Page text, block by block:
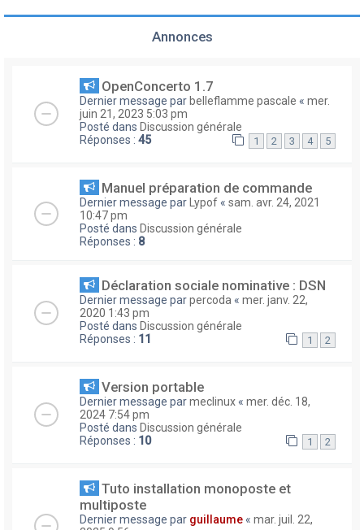
Annonces
OpenConcerto 1.7
Dernier message par belleflamme pascale « mer.
juin 21, 2023 5:03 pm
Posté dans Discussion générale
Réponses : 45 1 2 3 4 5
Manuel préparation de commande
Dernier message par Lypof « sam. avr. 24, 2021
10:47 pm
Posté dans Discussion générale
Réponses : 8
Déclaration sociale nominative : DSN
Dernier message parpercoda « mer. janv. 22,
2020 1:43 pm
Posté dans Discussion générale
Réponses : 11 1 2
Version portable
Dernier message parmeclinux « mer. déc. 18,
2024 7:54 pm
Posté dans Discussion générale
Réponses : 10 1 2
Tuto installation monoposte et
multiposte
Dernier message par guillaume « mar. juil. 22,